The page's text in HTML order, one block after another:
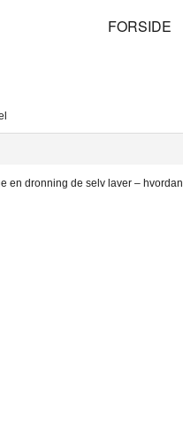
FORSIDE
en dronning de selv laver –